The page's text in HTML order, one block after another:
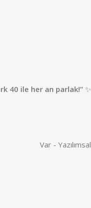
40 ile her an parlak!” ✨
Var - Yazılımsal